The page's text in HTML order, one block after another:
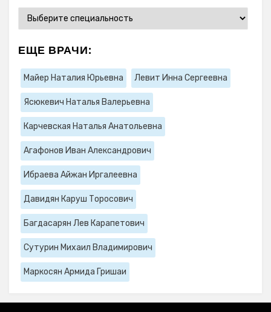
ЕЩЕ ВРАЧИ:
Майер Наталия Юрьевна Левит Инна Сергеевна
Ясюкевич Наталья Валерьевна
Карчевская Наталья Анатольевна
Агафонов Иван Александрович
Ибраева Айжан Иргалеевна
Давидян Каруш Торосович
Багдасарян Лев Карапетович
Сутурин Михаил Владимирович
Маркосян Армида Гришаи